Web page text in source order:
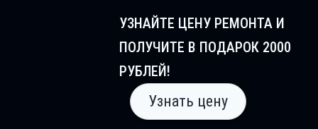
УЗНАЙТЕ ЦЕНУ РЕМОНТА И
ПОЛУЧИТЕ В ПОДАРОК 2000
РУБЛЕЙ!
Узнать цену